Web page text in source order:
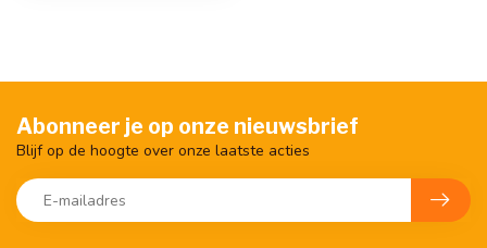
Abonneer je op onze nieuwsbrief
Blijf op de hoogte over onze laatste acties